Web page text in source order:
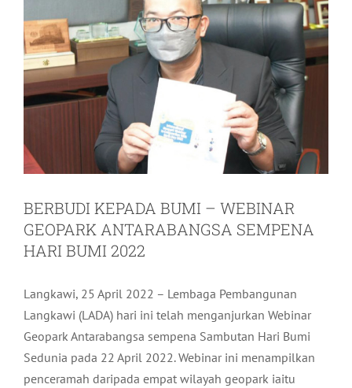
BERBUDI KEPADA BUMI – WEBINAR
GEOPARK ANTARABANGSA SEMPENA
HARI BUMI 2022
Langkawi, 25 April 2022 – Lembaga Pembangunan
Langkawi (LADA) hari ini telah menganjurkan Webinar
Geopark Antarabangsa sempena Sambutan Hari Bumi
Sedunia pada 22 April 2022. Webinar ini menampilkan
penceramah daripada empat wilayah geopark iaitu